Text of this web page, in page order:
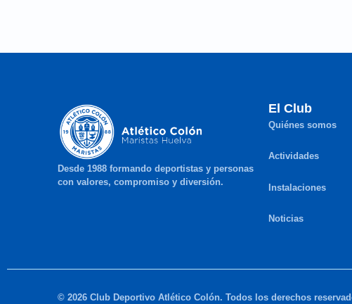
Desde 1988 formando deportistas y personas
con valores, compromiso y diversión.
El Club
Quiénes somos
Actividades
Instalaciones
Noticias
© 2026 Club Deportivo Atlético Colón. Todos los derechos